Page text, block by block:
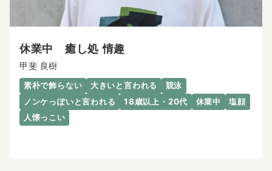
休業中 癒し処 情趣
甲斐 良樹
素朴で飾らない 大きいと言われる
競泳
ノンケっぽいと言われる
18歳以上・20代 休業中
塩顔
人懐っこい